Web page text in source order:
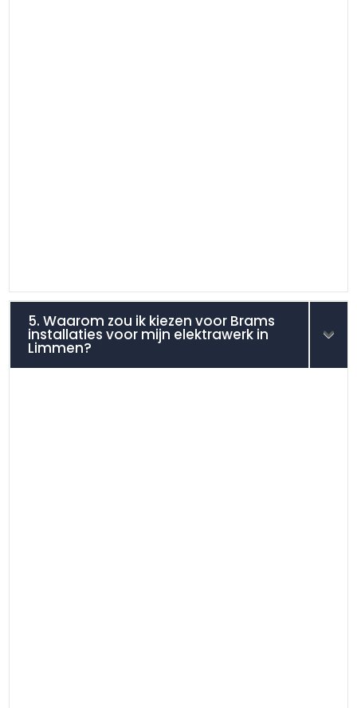
5. Waarom zou ik kiezen voor Brams
installaties voor mijn elektrawerk in
Limmen?